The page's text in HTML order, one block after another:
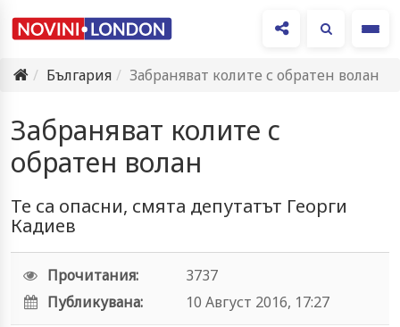
България
Забраняват колите с обратен волан
Забраняват колите с
обратен волан
Те са опасни, смята депутатът Георги
Кадиев
Прочитания:
3737
Публикувана:
10 Август 2016, 17:27